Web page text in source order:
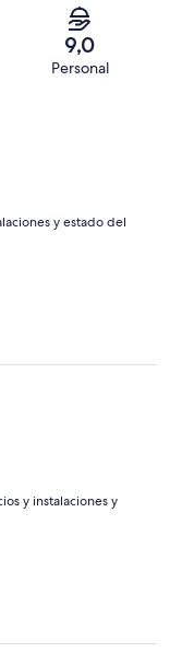
9,0
Personal
y estado del
y instalaciones y